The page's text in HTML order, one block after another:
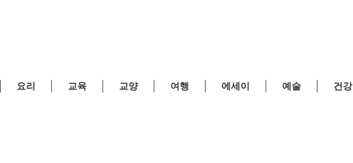
요리 교육 교양 여행 에세이 예술 건강